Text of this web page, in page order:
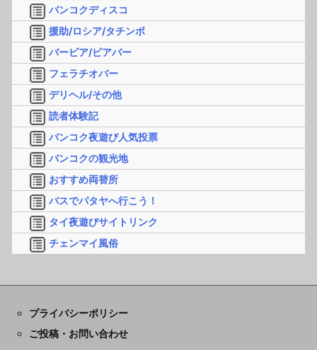
バンコクディスコ
援助/ロシア/タチンボ
バービア/ビアバー
フェラチオバー
デリヘル/その他
読者体験記
バンコク夜遊び人気投票
バンコクの観光地
おすすめ両替所
バスでパタヤへ行こう！
タイ夜遊びサイトリンク
チェンマイ風俗
プライバシーポリシー
ご投稿・お問い合わせ